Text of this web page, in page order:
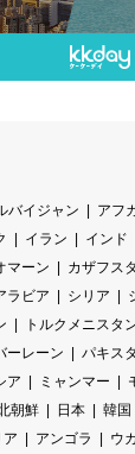
バイジャン アフ
イラン インド
マーン カザフス
ラビア シリア
トルクメニスタ
ーレーン パキス
ア ミャンマー
朝鮮 日本
韓国
ア アンゴラ ウ